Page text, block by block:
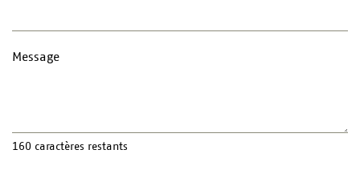
Message
160 caractères restants